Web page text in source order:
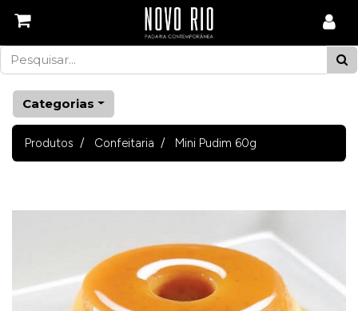
Categorias
Produtos Confeitaria Mini Pudim 60g